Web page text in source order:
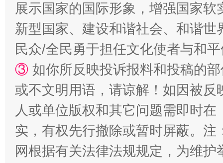
扯下公款旅游的“隐身衣” 如何以
展示国家的国际形象，增强国家
新型国家、建设和谐社会、和谐
民众/全民勇于担任文化使者与和
③ 如你所反映投诉报料和投稿的
或不文明用语，请谅解！如因被
人或单位版权和其它问题需即时在
实，有权先行撤除或暂时屏蔽。
网根据有关法律法规规定，为维